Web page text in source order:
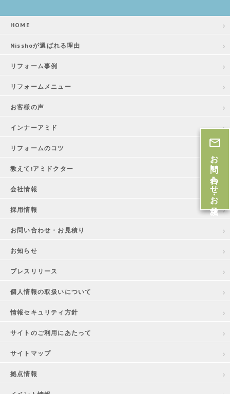
HOME
Nisshoが選ばれる理由
リフォーム事例
リフォームメニュー
お客様の声
インナーアミド
リフォームのコツ
教えて!アミドクター
会社情報
採用情報
お問い合わせ・お見積り
お知らせ
プレスリリース
個人情報の取扱いについて
情報セキュリティ方針
サイトのご利用にあたって
サイトマップ
拠点情報
お問い合わせ・お見積